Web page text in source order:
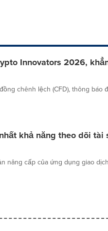
Innovators 2026,
chênh lệch (CFD), thông báo
khả năng theo dõi tài
nâng cấp của ứng dụng giao